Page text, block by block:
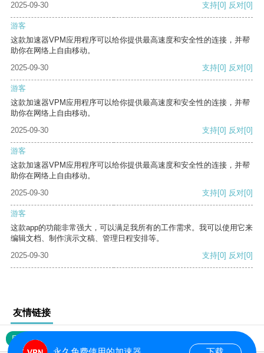
2025-09-30
支持[0] 反对[0]
游客
这款加速器VPM应用程序可以给你提供最高速度和安全性的连接，并帮
助你在网络上自由移动。
2025-09-30
支持[0] 反对[0]
游客
这款加速器VPM应用程序可以给你提供最高速度和安全性的连接，并帮
助你在网络上自由移动。
2025-09-30
支持[0] 反对[0]
游客
这款加速器VPM应用程序可以给你提供最高速度和安全性的连接，并帮
助你在网络上自由移动。
2025-09-30
支持[0] 反对[0]
游客
这款app的功能非常强大，可以满足我所有的工作需求。我可以使用它来
编辑文档、制作演示文稿、管理日程安排等。
2025-09-30
支持[0] 反对[0]
友情链接
网站地图